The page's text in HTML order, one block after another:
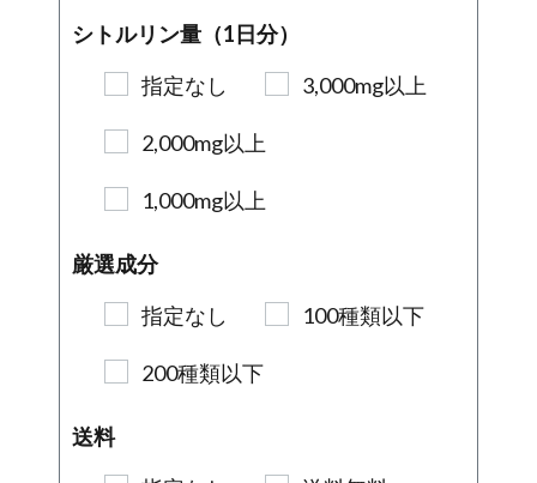
シトルリン量（1日分）
指定なし
3,000mg以上
2,000mg以上
1,000mg以上
厳選成分
指定なし
100種類以下
200種類以下
送料